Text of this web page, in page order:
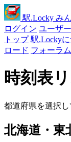
駅.Locky み
ログイン ユーザ
トップ 駅.Locky
ロード フォーラム
時刻表
都道府県を選択
北海道・東